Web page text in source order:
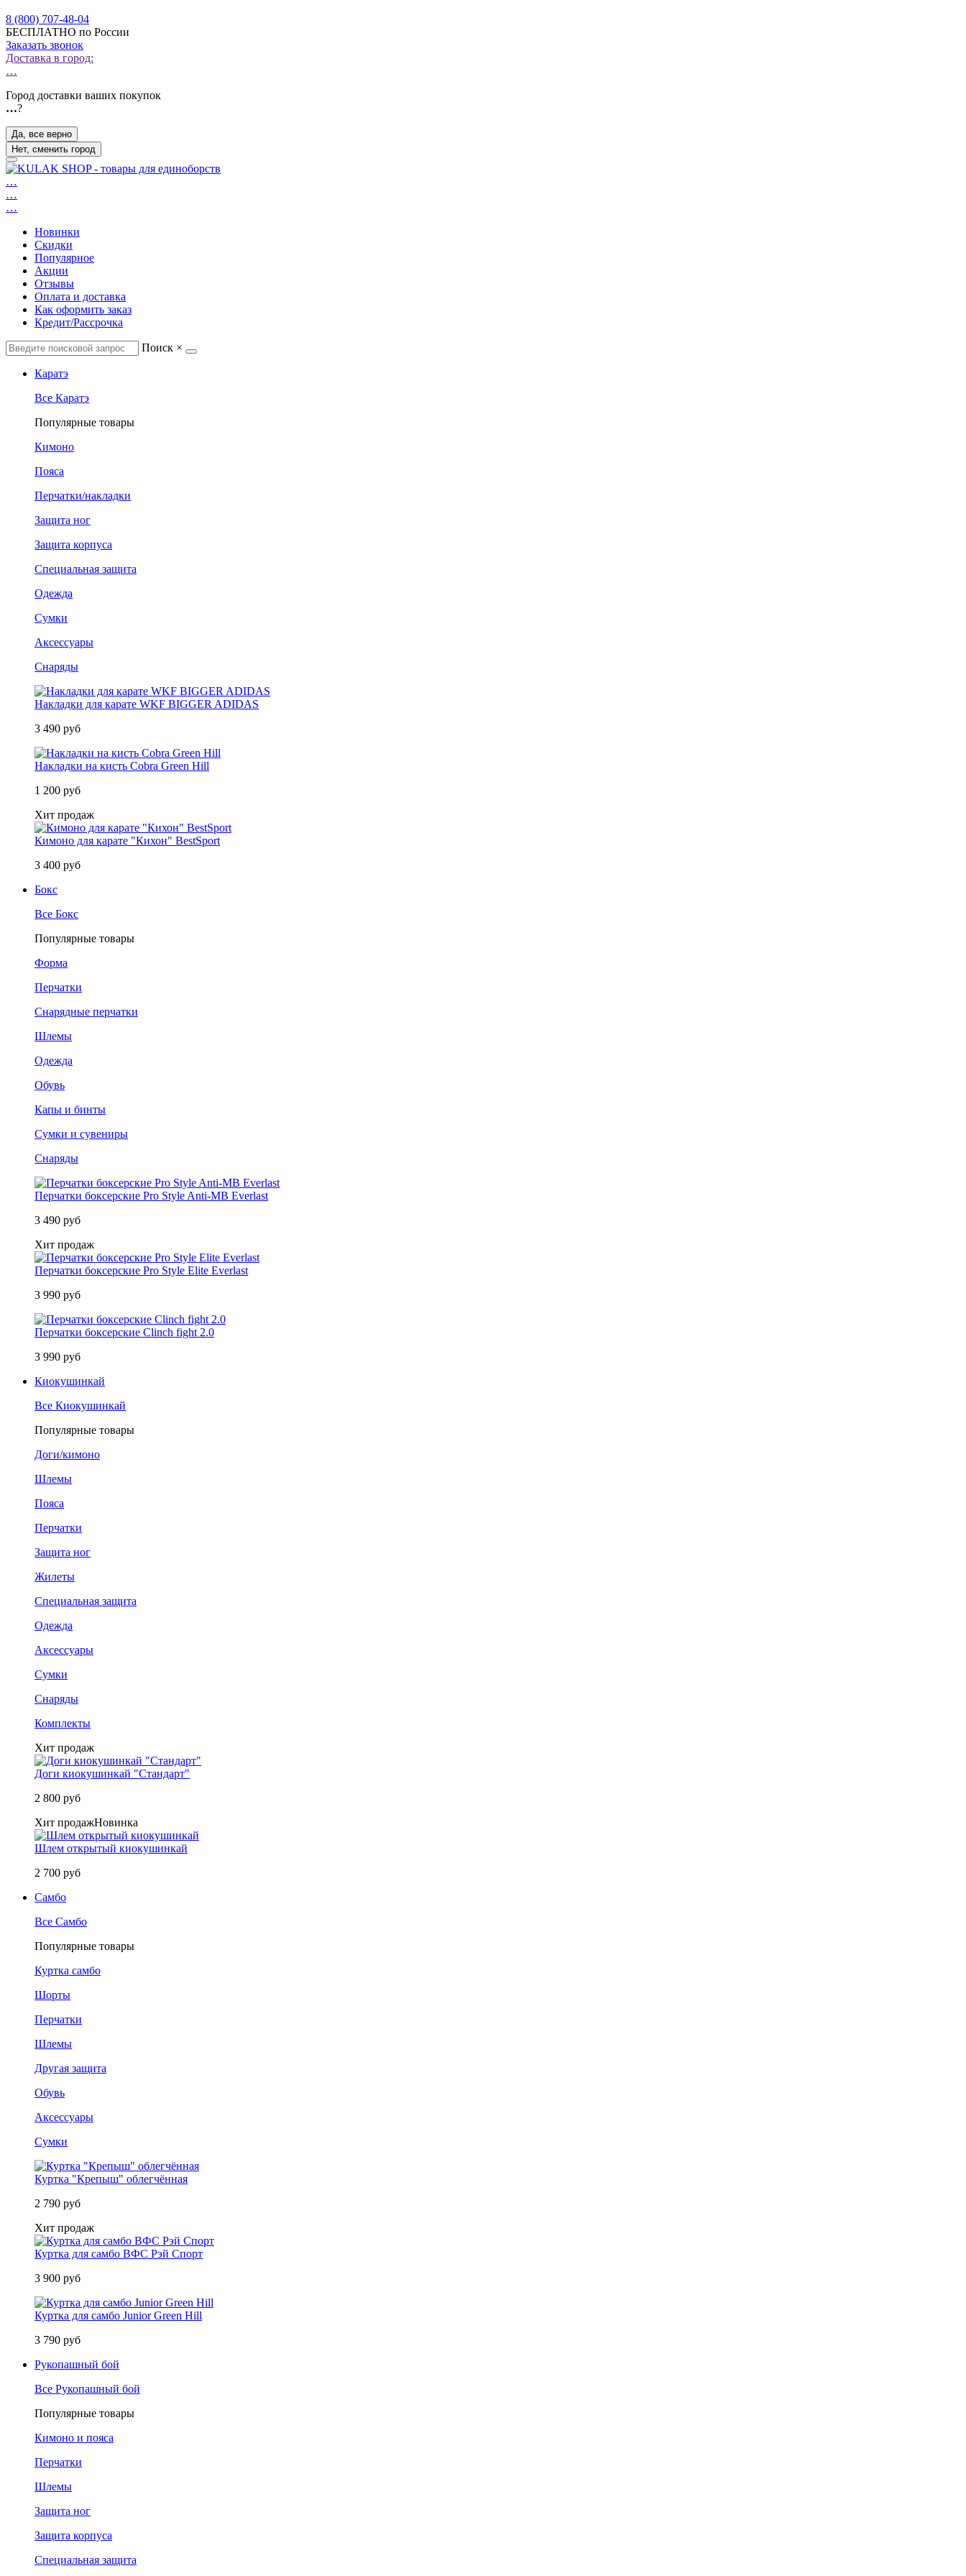
8 (800) 707-48-04
БЕСПЛАТНО по России
Заказать звонок
Доставка в город:
…
Город доставки ваших покупок
…?
Да, все верно
Нет, сменить город
…
…
…
Новинки
Скидки
Популярное
Акции
Отзывы
Оплата и доставка
Как оформить заказ
Кредит/Рассрочка
Поиск ×
Каратэ
Все Каратэ
Популярные товары
Кимоно
Пояса
Перчатки/накладки
Защита ног
Защита корпуса
Специальная защита
Одежда
Сумки
Аксессуары
Снаряды
Накладки для карате WKF BIGGER ADIDAS
3 490 руб
Накладки на кисть Cobra Green Hill
1 200 руб
Хит продаж
Кимоно для карате "Кихон" BestSport
3 400 руб
Бокс
Все Бокс
Популярные товары
Форма
Перчатки
Снарядные перчатки
Шлемы
Одежда
Обувь
Капы и бинты
Сумки и сувениры
Снаряды
Перчатки боксерские Pro Style Anti-MB Everlast
3 490 руб
Хит продаж
Перчатки боксерские Pro Style Elite Everlast
3 990 руб
Перчатки боксерские Clinch fight 2.0
3 990 руб
Киокушинкай
Все Киокушинкай
Популярные товары
Доги/кимоно
Шлемы
Пояса
Перчатки
Защита ног
Жилеты
Специальная защита
Одежда
Аксессуары
Сумки
Снаряды
Комплекты
Хит продаж
Доги киокушинкай "Стандарт"
2 800 руб
Хит продажНовинка
Шлем открытый киокушинкай
2 700 руб
Самбо
Все Самбо
Популярные товары
Куртка самбо
Шорты
Перчатки
Шлемы
Другая защита
Обувь
Аксессуары
Сумки
Куртка "Крепыш" облегчённая
2 790 руб
Хит продаж
Куртка для самбо ВФС Рэй Спорт
3 900 руб
Куртка для самбо Junior Green Hill
3 790 руб
Рукопашный бой
Все Рукопашный бой
Популярные товары
Кимоно и пояса
Перчатки
Шлемы
Защита ног
Защита корпуса
Специальная защита